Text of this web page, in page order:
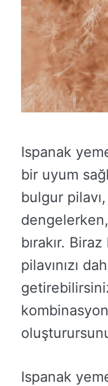
Ispanak
bir uyum
bulgur pilavı,
bırakır.
pilavınızı
Ispanak